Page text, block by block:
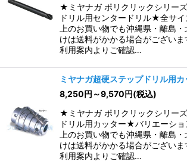
★ミヤナガ ポリクリックシリー
ドリル用センタードリル★全サ
上のお買い物でも沖縄県・離島
けは送料がかかる場合がござい
利用案内よりご確認…
ミヤナガ超硬ステップドリル用カ
8,250円 ～9,570円(税込)
★ミヤナガ ポリクリックシリー
ドリル用カッター★バリエーシ
上のお買い物でも沖縄県・離島
けは送料がかかる場合がござい
利用案内よりご確認…